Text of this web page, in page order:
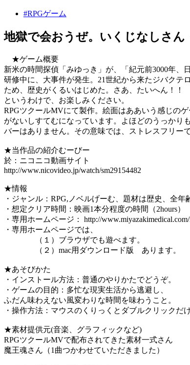
#RPGゲーム
地獄で会おうぜ。いくじなしさん
★ゲーム概要
新米の時間探偵「みゆっき」が、「紀元前3000年、
研修中に、大事件が発生。21世紀から来たジバクテ
ため、歴史がくるいはじめた。さあ、たいへん！！
というわけで、お楽しみください。
RPGツクールMVにて製作。絵面はああいう感じの
がないしすてむになっています。よほどのうっかり
バーはありません。その意味では、ストレスフリーで
★当作品の紹介むーびー
於：ニコニコ動画サイト
http://www.nicovideo.jp/watch/sm29154482
★情報
・ジャンル：RPG,ノベルげーむ、題材は歴史、全年
・想定クリア時間：映画1本分程度の時間（2hours）
・専用ホームページ： http://
・専用ホームページでは、
（１）ブラウザでも遊べます。
（２）mac用ダウンロード版 あります。
★あそびかた
・インストール方法：普通のやりかたでどうぞ。
・ゲームの目的：多忙な現実生活から逃避し、
ふだん味わえない風変わりな時間を味わうこと。
・操作方法：マウスのくりっくとダブルクリックだけ
★素材提供元(音楽、グラフィックなど)
RPGツクールMVで配布されてきた素材一式さん
魔王魂さん（1曲つかわせていただきました）